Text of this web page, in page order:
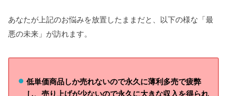
あなたが上記のお悩みを放置したままだと、以下の様な「最
悪の未来」が訪れます。
低単価商品しか売れないので永久に薄利多売で疲弊
し、売り上げが少ないので永久に大きな収入を得られ